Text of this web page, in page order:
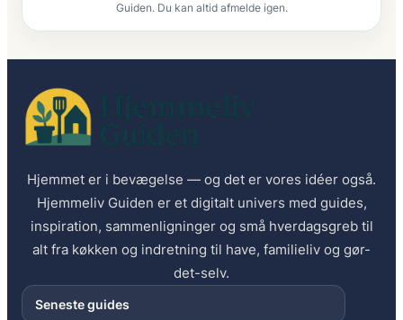
Guiden. Du kan altid afmelde igen.
Hjemmet er i bevægelse — og det er vores idéer også.
Hjemmeliv Guiden er et digitalt univers med guides,
inspiration, sammenligninger og små hverdagsgreb til
alt fra køkken og indretning til have, familieliv og gør-
det-selv.
Seneste guides